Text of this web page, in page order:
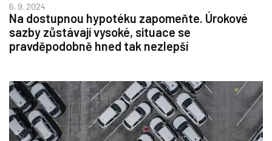
6. 9. 2024
Na dostupnou hypotéku zapomeňte. Úrokové
sazby zůstávají vysoké, situace se
pravděpodobně hned tak nezlepší